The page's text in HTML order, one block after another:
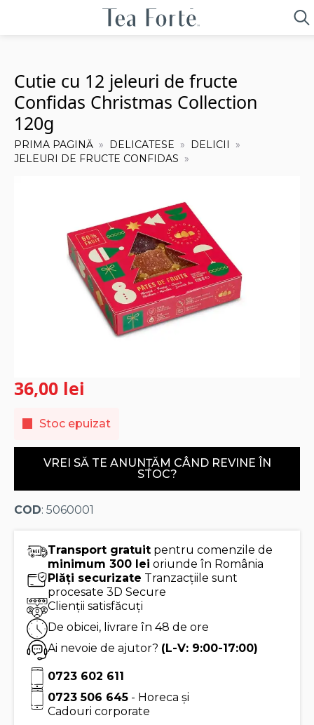
Cutie cu 12 jeleuri de fructe
Confidas Christmas Collection
120g
PRIMA PAGINĂ DELICATESE
DELICII
JELEURI DE FRUCTE CONFIDAS
36,00 lei
Stoc epuizat
VREI SĂ TE ANUNȚĂM CÂND REVINE ÎN
STOC?
COD: 5060001
Transport gratuit pentru comenzile de
minimum 300 lei oriunde în România
Plăți securizate Tranzacțiile sunt
procesate 3D Secure
Clienții satisfăcuți
De obicei, livrare în 48 de ore
Ai nevoie de ajutor? (L-V: 9:00-17:00)
0723 602 611
0723 506 645 - Horeca și
Cadouri corporate